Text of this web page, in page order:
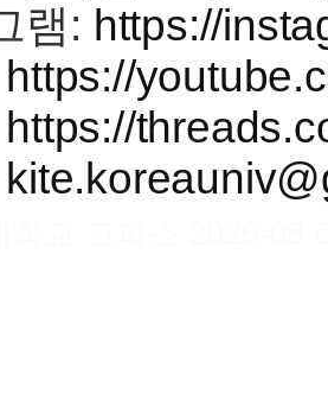
램: https://
https://
https://